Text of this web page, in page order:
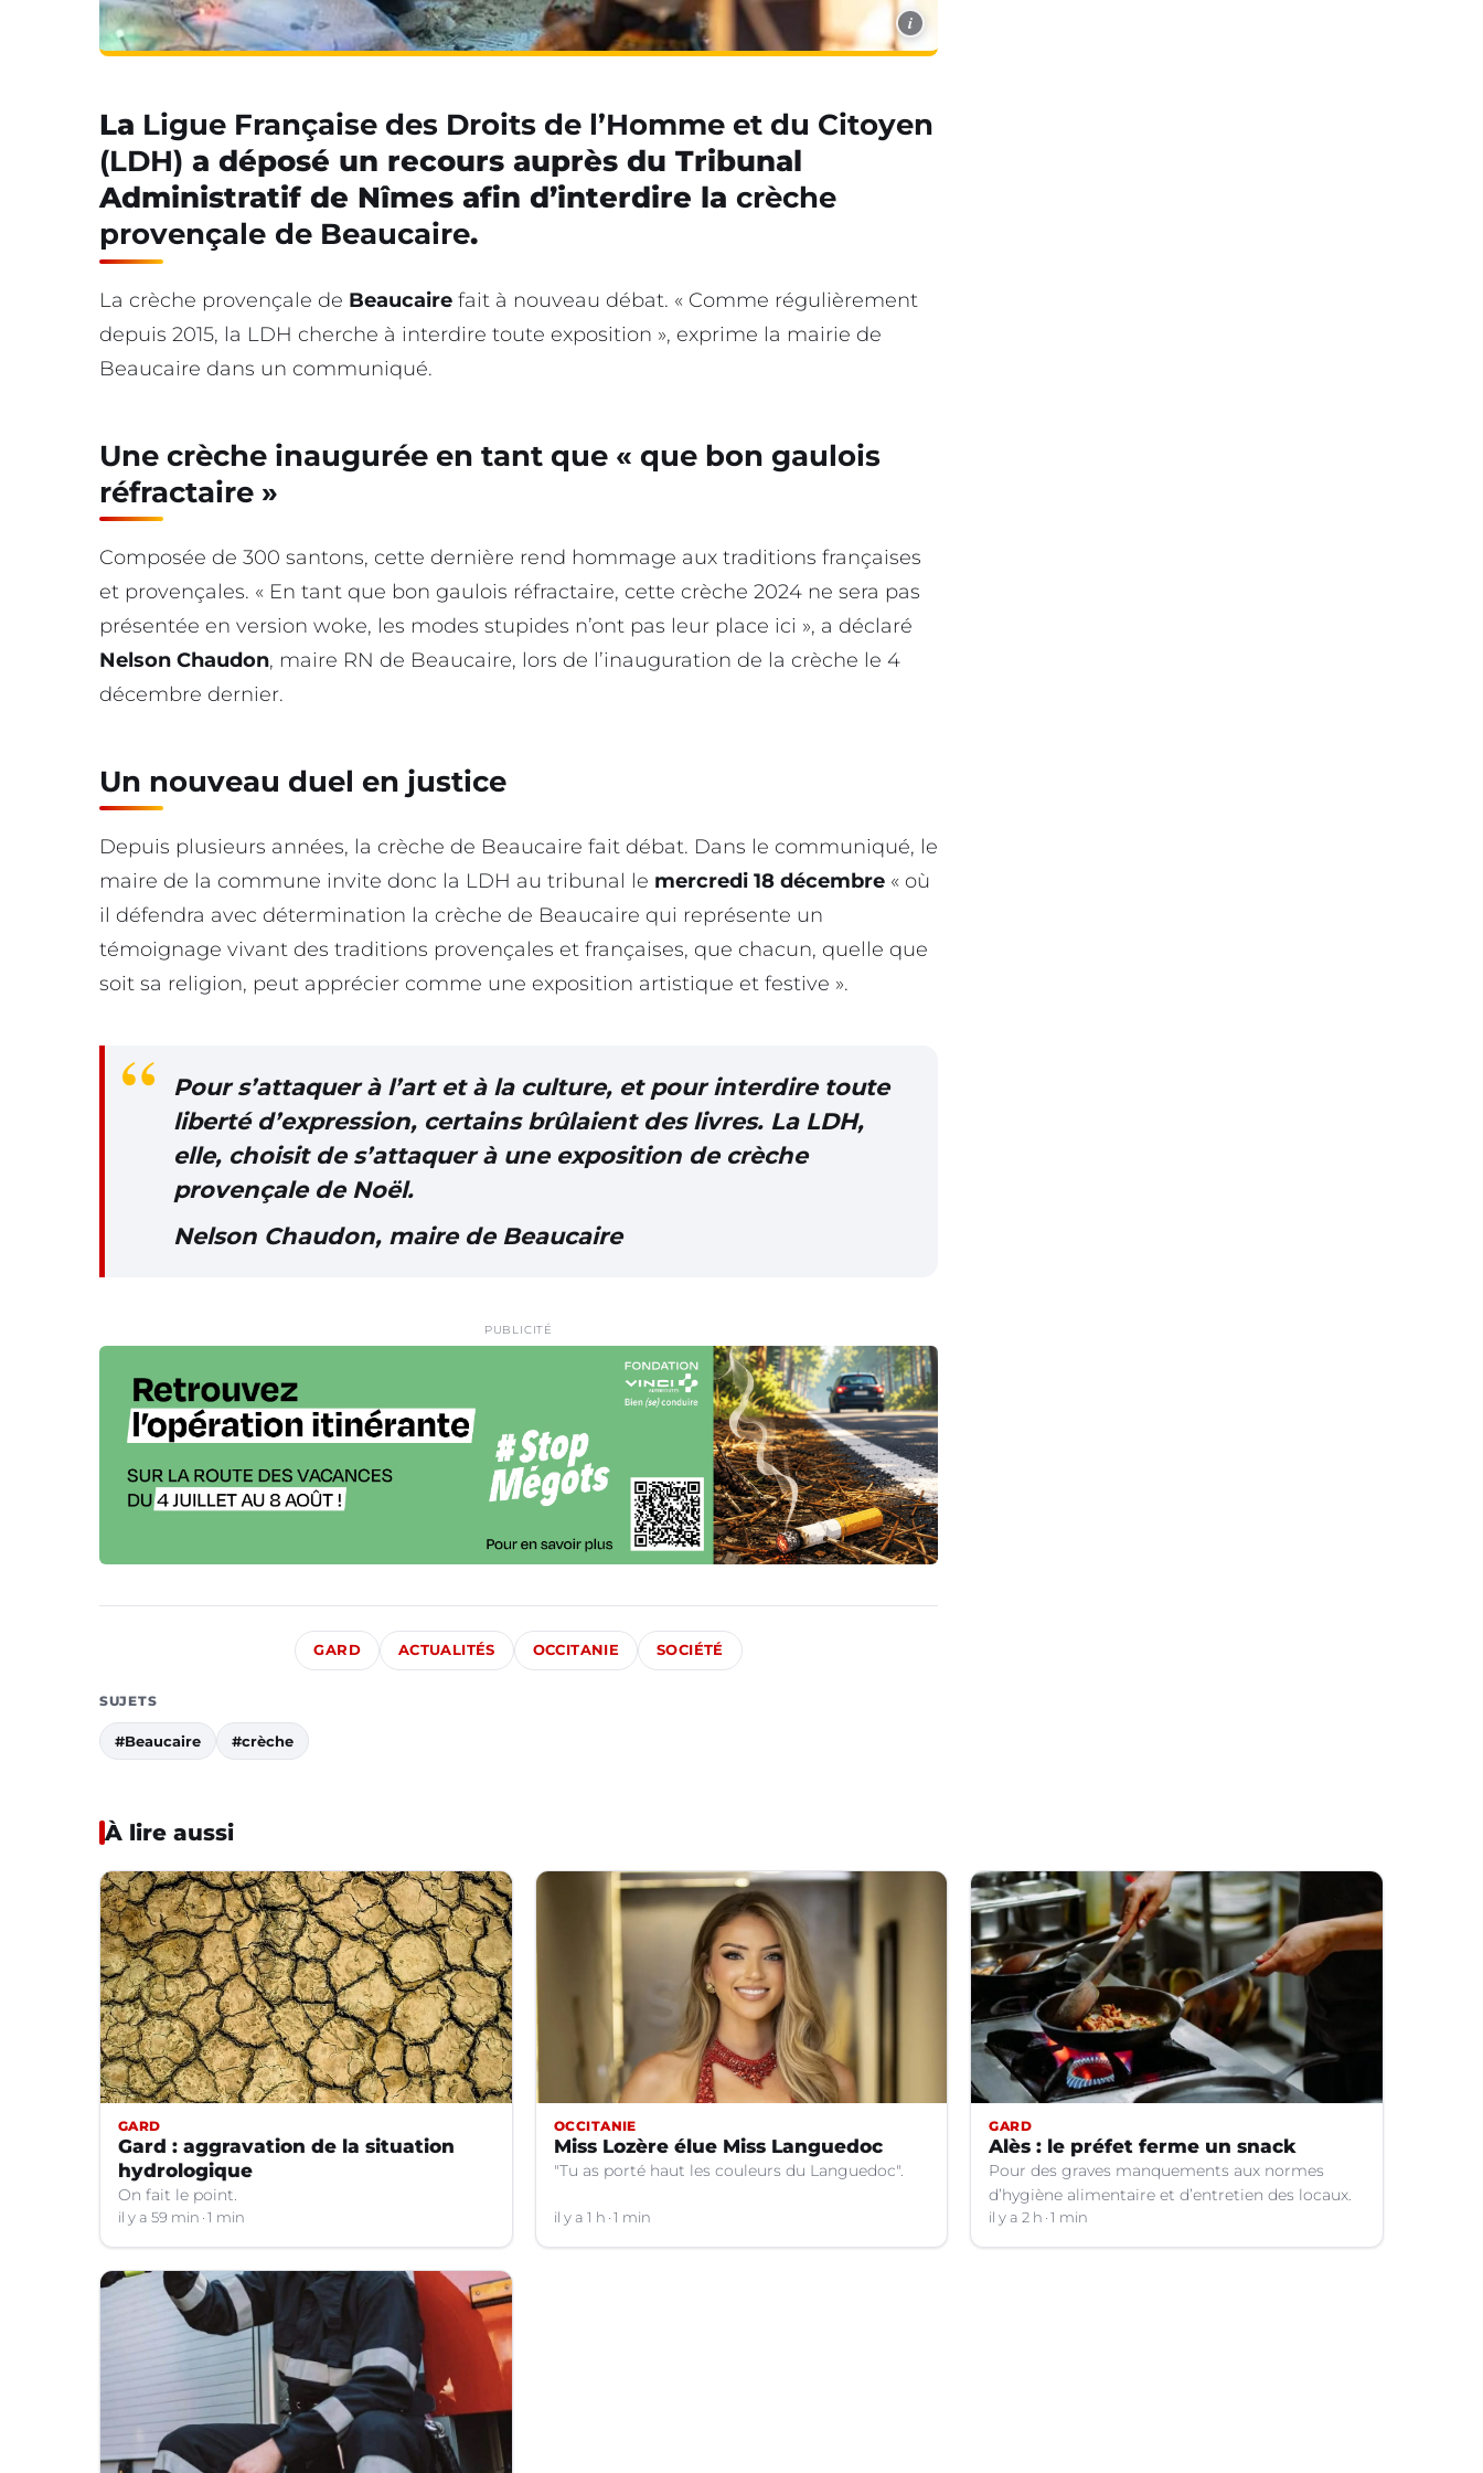
i
La Ligue Française des Droits de l’Homme et du Citoyen
(LDH) a déposé un recours auprès du Tribunal
Administratif de Nîmes afin d’interdire la crèche
provençale de Beaucaire.
La crèche provençale de Beaucaire fait à nouveau débat. « Comme régulièrement
depuis 2015, la LDH cherche à interdire toute exposition », exprime la mairie de
Beaucaire dans un communiqué.
Une crèche inaugurée en tant que « que bon gaulois
réfractaire »
Composée de 300 santons, cette dernière rend hommage aux traditions françaises
et provençales. « En tant que bon gaulois réfractaire, cette crèche 2024 ne sera pas
présentée en version woke, les modes stupides n’ont pas leur place ici », a déclaré
Nelson Chaudon, maire RN de Beaucaire, lors de l’inauguration de la crèche le 4
décembre dernier.
Un nouveau duel en justice
Depuis plusieurs années, la crèche de Beaucaire fait débat. Dans le communiqué, le
maire de la commune invite donc la LDH au tribunal le mercredi 18 décembre « où
il défendra avec détermination la crèche de Beaucaire qui représente un
témoignage vivant des traditions provençales et françaises, que chacun, quelle que
soit sa religion, peut apprécier comme une exposition artistique et festive ».
Pour s’attaquer à l’art et à la culture, et pour interdire toute
liberté d’expression, certains brûlaient des livres. La LDH,
elle, choisit de s’attaquer à une exposition de crèche
provençale de Noël.
Nelson Chaudon, maire de Beaucaire
PUBLICITÉ
GARD ACTUALITÉS OCCITANIE SOCIÉTÉ
SUJETS
#Beaucaire #crèche
À lire aussi
GARD
Gard : aggravation de la situation
hydrologique
On fait le point.
il y a 59 min 1 min
OCCITANIE
Miss Lozère élue Miss Languedoc
"Tu as porté haut les couleurs du Languedoc".
il y a 1 h 1 min
GARD
Alès : le préfet ferme un snack
Pour des graves manquements aux normes
d’hygiène alimentaire et d’entretien des locaux.
il y a 2 h 1 min